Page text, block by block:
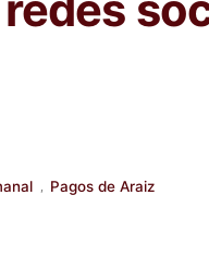
, Pagos de Araiz